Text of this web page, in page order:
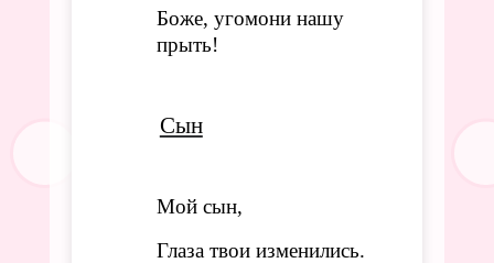
Боже, угомони нашу
прыть!
Сын
Мой сын,
Глаза твои изменились.